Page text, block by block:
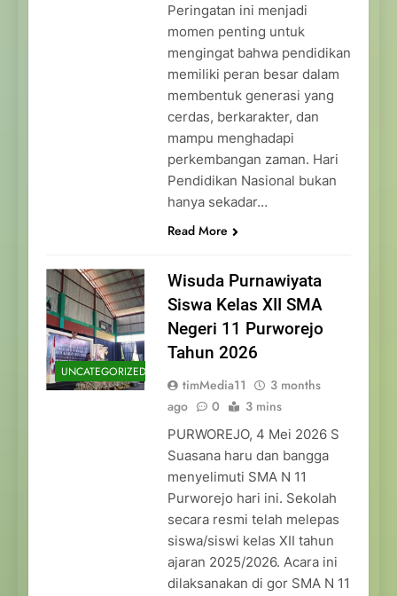
Peringatan ini menjadi
momen penting untuk
mengingat bahwa pendidikan
memiliki peran besar dalam
membentuk generasi yang
cerdas, berkarakter, dan
mampu menghadapi
perkembangan zaman. Hari
Pendidikan Nasional bukan
hanya sekadar…
Read More
UNCATEGORIZED
Wisuda Purnawiyata
Siswa Kelas XII SMA
Negeri 11 Purworejo
Tahun 2026
timMedia11
3 months
ago
0 3 mins
PURWOREJO, 4 Mei 2026 S
Suasana haru dan bangga
menyelimuti SMA N 11
Purworejo hari ini. Sekolah
secara resmi telah melepas
siswa/siswi kelas XII tahun
ajaran 2025/2026. Acara ini
dilaksanakan di gor SMA N 11